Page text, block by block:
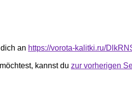
an https://vorota-kalitki.ru/
kannst du zur vorherigen